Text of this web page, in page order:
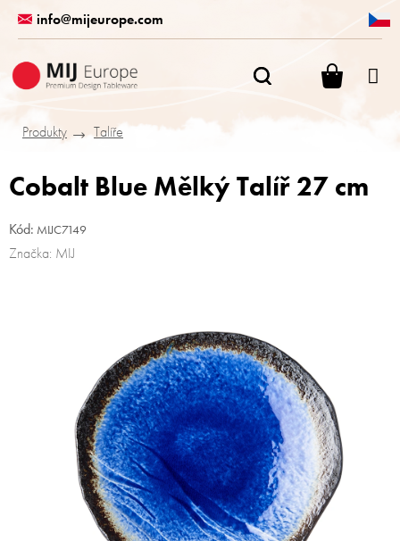
obsah
info@mijeurope.com
Produkty
Talíře
Cobalt Blue Mělký Talíř 27 cm
Kód: MIJC7149
Značka: MIJ